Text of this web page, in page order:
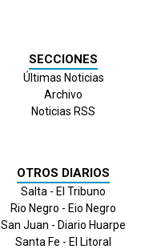
SECCIONES
Últimas Noticias
Archivo
Noticias RSS
OTROS DIARIOS
Salta - El Tribuno
Rio Negro - Eio Negro
San Juan - Diario Huarpe
Santa Fe - El Litoral